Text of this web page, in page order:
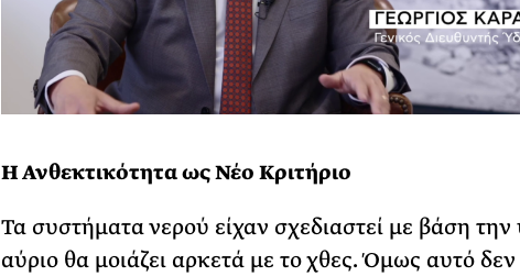
Η Ανθεκτικότητα ως Νέο Κριτήριο
Τα συστήματα νερού είχαν σχεδιαστεί με βάση την
αύριο θα μοιάζει αρκετά με το χθες. Όμως αυτό δεν